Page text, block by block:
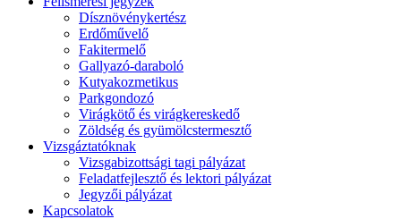
Dísznövénykertész
Erdőművelő
Fakitermelő
Gallyazó-daraboló
Kutyakozmetikus
Parkgondozó
Virágkötő és virágkereskedő
Zöldség és gyümölcstermesztő
Vizsgáztatóknak
Vizsgabizottsági tagi pályázat
Feladatfejlesztő és lektori pályázat
Jegyzői pályázat
Kapcsolatok